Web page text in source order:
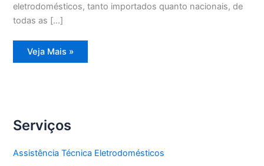
eletrodomésticos, tanto importados quanto nacionais, de
todas as […]
Reparo
Eletrodomésticos
Veja Mais »
Serviços
Assistência Técnica Eletrodomésticos